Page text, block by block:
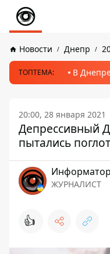
Новости Днепр
ТОПТЕМА: В
20:00, 28 января 2021
Депрессивный
пытались
ЖУРНАЛИСТ
👍